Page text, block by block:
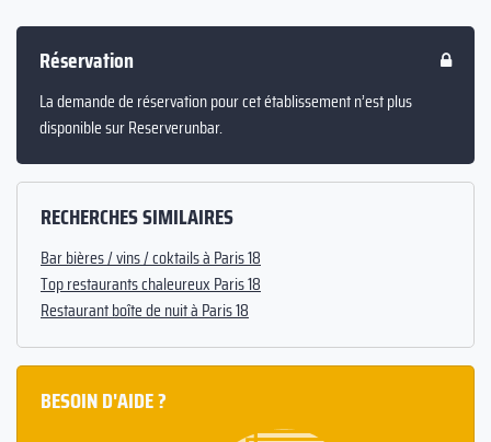
Réservation
La demande de réservation pour cet établissement n’est plus
disponible sur Reserverunbar.
RECHERCHES SIMILAIRES
Bar bières / vins / coktails à Paris 18
Top restaurants chaleureux Paris 18
Restaurant boîte de nuit à Paris 18
BESOIN D'AIDE ?